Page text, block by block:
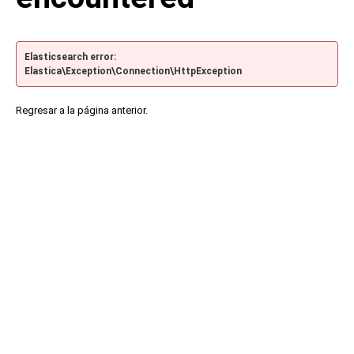
Elasticsearch error:
Elastica\Exception\Connection\HttpException
Regresar a la página anterior.